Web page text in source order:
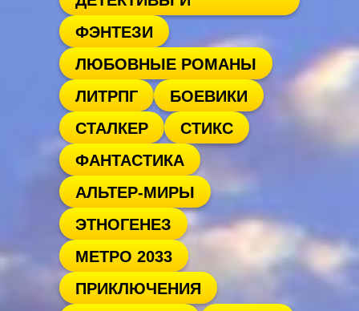
ТРИЛЛЕРЫ
ФЭНТЕЗИ
ЛЮБОВНЫЕ РОМАНЫ
ЛИТРПГ
БОЕВИКИ
СТАЛКЕР
СТИКС
ФАНТАСТИКА
АЛЬТЕР-МИРЫ
ЭТНОГЕНЕЗ
МЕТРО 2033
ПРИКЛЮЧЕНИЯ